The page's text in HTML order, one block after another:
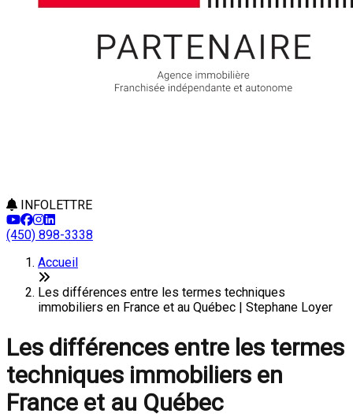
INFOLETTRE
(450) 898-3338
Accueil
Les différences entre les termes techniques
immobiliers en France et au Québec | Stephane Loyer
Les différences entre les termes
techniques immobiliers en
France et au Québec